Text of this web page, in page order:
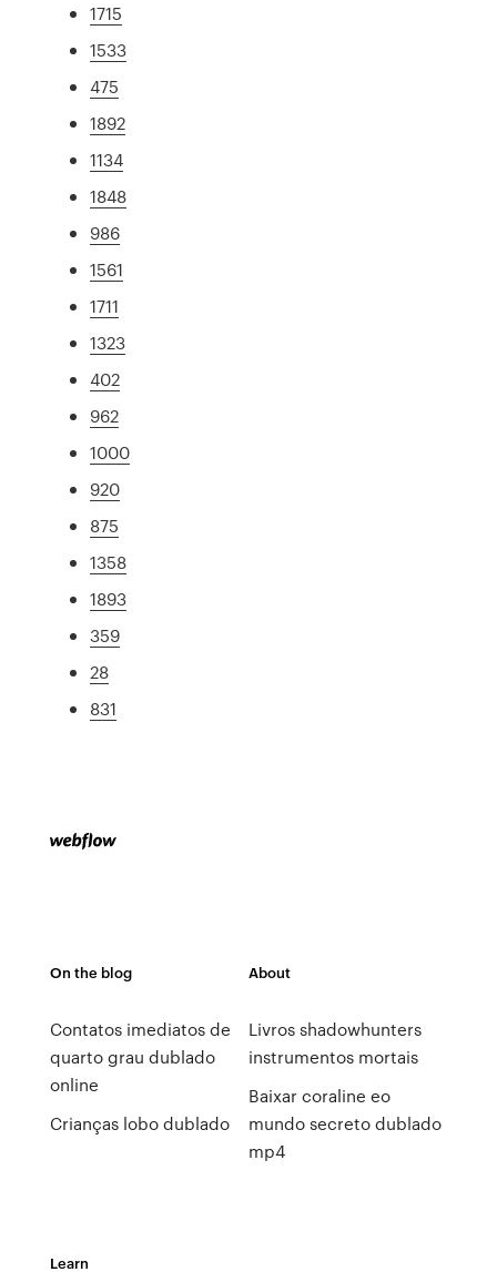
1715
1533
475
1892
1134
1848
986
1561
1711
1323
402
962
1000
920
875
1358
1893
359
28
831
On the blog
Contatos imediatos de
quarto grau dublado
online
Crianças lobo dublado
About
Livros shadowhunters
instrumentos mortais
Baixar coraline eo
mundo secreto dublado
mp4
Learn